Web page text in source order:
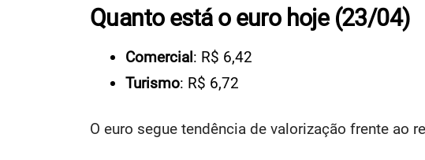
Quanto está o euro hoje (23/04)
Comercial: R$ 6,42
Turismo: R$ 6,72​
O euro segue tendência de valorização frente